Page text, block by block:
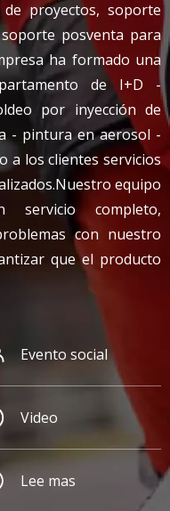
proyectos, soporte
posventa para
ha formado una
de I+D -
por inyección de
- pintura en aerosol -
a los clientes servicios
equipo
completo,
con nuestro
que el producto
Evento social
Video
Lee mas​​​​​​​